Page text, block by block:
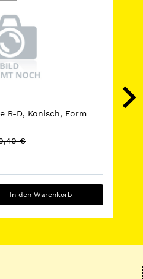
R-D, Konisch, Form
€
In den Warenkorb